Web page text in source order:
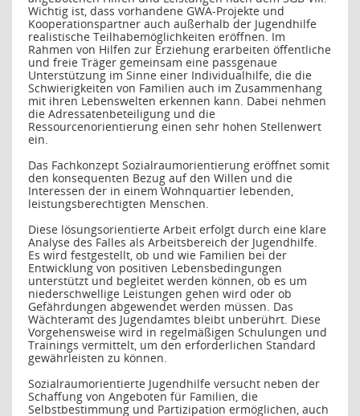
Wichtig ist, dass vorhandene GWA-Projekte und
Kooperationspartner auch außerhalb der Jugendhilfe
realistische Teilhabemöglichkeiten eröffnen. Im
Rahmen von Hilfen zur Erziehung erarbeiten öffentliche
und freie Träger gemeinsam eine passgenaue
Unterstützung im Sinne einer Individualhilfe, die die
Schwierigkeiten von Familien auch im Zusammenhang
mit ihren Lebenswelten erkennen kann. Dabei nehmen
die Adressatenbeteiligung und die
Ressourcenorientierung einen sehr hohen Stellenwert
ein.
Das Fachkonzept Sozialraumorientierung eröffnet somit
den konsequenten Bezug auf den Willen und die
Interessen der in einem Wohnquartier lebenden,
leistungsberechtigten Menschen.
Diese lösungsorientierte Arbeit erfolgt durch eine klare
Analyse des Falles als Arbeitsbereich der Jugendhilfe.
Es wird festgestellt, ob und wie Familien bei der
Entwicklung von positiven Lebensbedingungen
unterstützt und begleitet werden können, ob es um
niederschwellige Leistungen gehen wird oder ob
Gefährdungen abgewendet werden müssen. Das
Wächteramt des Jugendamtes bleibt unberührt. Diese
Vorgehensweise wird in regelmäßigen Schulungen und
Trainings vermittelt, um den erforderlichen Standard
gewährleisten zu können.
Sozialraumorientierte Jugendhilfe versucht neben der
Schaffung von Angeboten für Familien, die
Selbstbestimmung und Partizipation ermöglichen, auch